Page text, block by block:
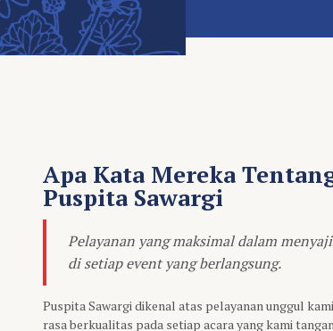
Apa Kata Mereka
Puspita Sawargi
Pelayanan yang maksimal dalam
di setiap event yang berlangsung.
Puspita Sawargi dikenal atas pelayanan unggul
rasa berkualitas pada setiap acara yang kami